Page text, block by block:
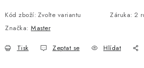
Kód zboží: Zvolte variantu Záruka: 2
Značka: Master
Tisk Zeptat se Hlídat